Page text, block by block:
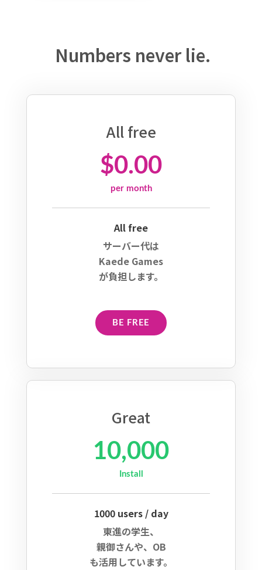
Numbers never lie.
All free
$0.00
per month
All free
サーバー代は
Kaede Games
が負担します。
BE FREE
Great
10,000
Install
1000 users / day
東進の学生、
親御さんや、OB
も活用しています。